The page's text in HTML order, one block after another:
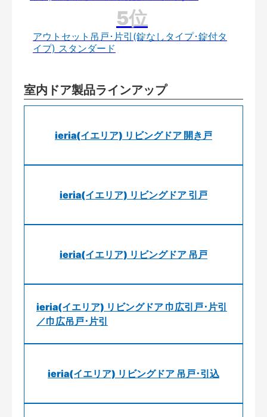
アウトセット吊戸･片引(錠なしタイプ･錠付タ
イプ) スタンダード
室内ドア製品ラインアップ
ieria(イエリア) リビングドア 開き戸
ieria(イエリア) リビングドア 引戸
ieria(イエリア) リビングドア 吊戸
ieria(イエリア) リビングドア 巾広引戸･片引
／巾広吊戸･片引
ieria(イエリア) リビングドア 吊戸･引込